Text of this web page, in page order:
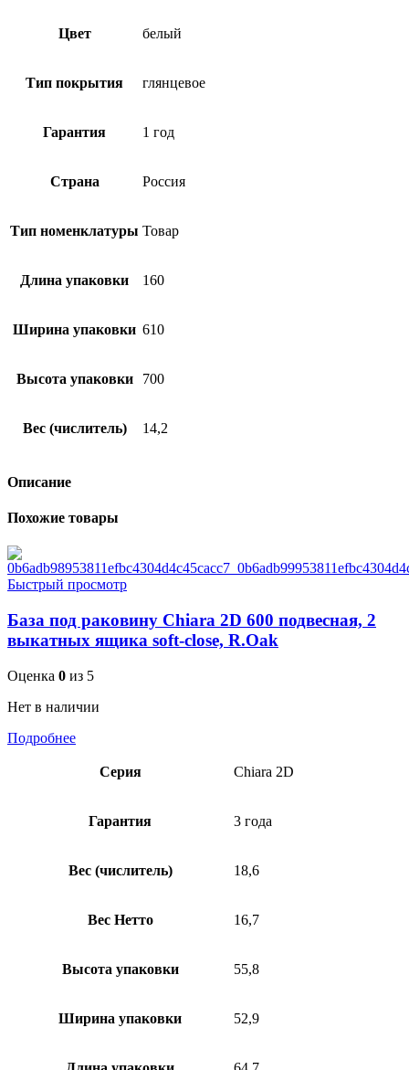
Цвет белый
Тип покрытия глянцевое
Гарантия 1 год
Страна Россия
Тип номенклатуры Товар
Длина упаковки 160
Ширина упаковки 610
Высота упаковки 700
Вес (числитель) 14,2
Описание
Похожие товары
Быстрый просмотр
База под раковину Chiara 2D 600 подвесная, 2
выкатных ящика soft-close, R.Oak
Оценка 0 из 5
Нет в наличии
Подробнее
Серия Chiara 2D
Гарантия 3 года
Вес (числитель) 18,6
Вес Нетто 16,7
Высота упаковки 55,8
Ширина упаковки 52,9